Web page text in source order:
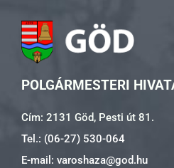
POLGÁRMESTERI
Cím: 2131 Göd, Pesti út 81.
Tel.: (06-27) 530-064
E-mail: varoshaza@god.hu